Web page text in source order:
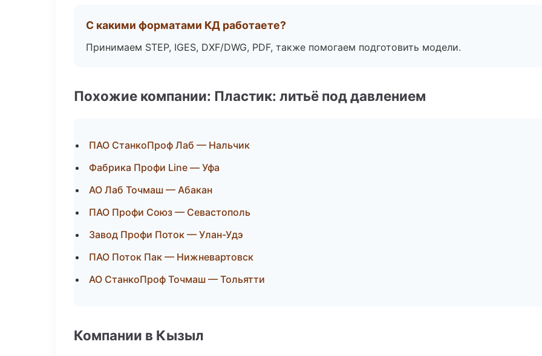
С какими форматами КД работаете?
Принимаем STEP, IGES, DXF/DWG, PDF, также помогаем подготовить модели.
Похожие компании: Пластик: литьё под давлением
ПАО СтанкоПроф Лаб — Нальчик
Фабрика Профи Line — Уфа
АО Лаб Точмаш — Абакан
ПАО Профи Союз — Севастополь
Завод Профи Поток — Улан-Удэ
ПАО Поток Пак — Нижневартовск
АО СтанкоПроф Точмаш — Тольятти
Компании в Кызыл